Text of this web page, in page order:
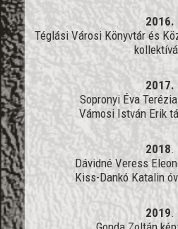
2016.
Téglási Városi Könyvtár és
2017.
Sopronyi Éva
Vámosi István Erik
2018.
Dávidné Veress
Kiss-Dankó Katalin
2019.